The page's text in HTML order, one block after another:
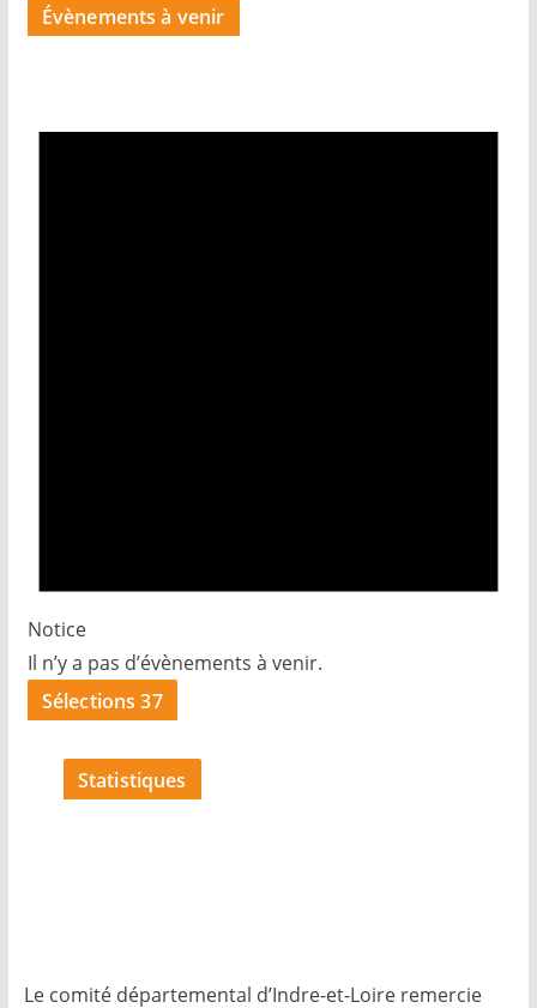
Évènements à venir
Notice
Il n’y a pas d’évènements à venir.
Sélections 37
Statistiques
Le comité départemental d’Indre-et-Loire remercie